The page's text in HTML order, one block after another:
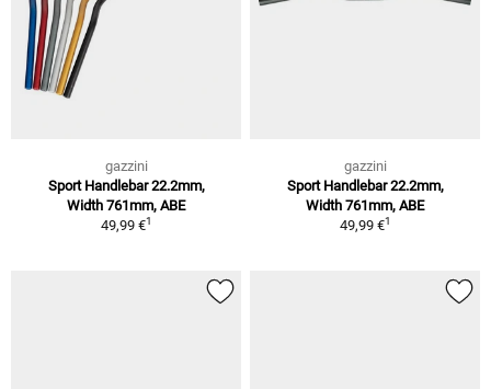
gazzini
Sport Handlebar 22.2mm,
Width 761mm, ABE
49,99 €1
gazzini
Sport Handlebar 22.2mm,
Width 761mm, ABE
49,99 €1